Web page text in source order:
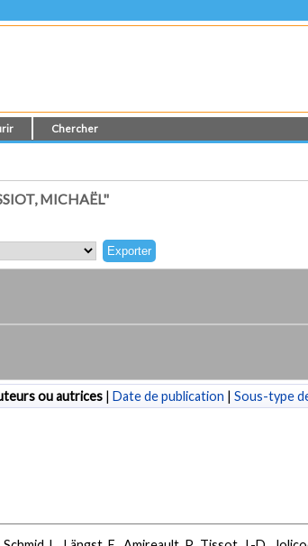
Chercher
MICHAËL"
ou autrices | Date de publication | Sous-type